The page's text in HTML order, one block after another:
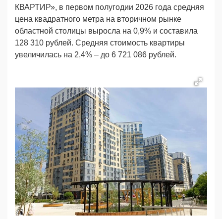
КВАРТИР», в первом полугодии 2026 года средняя
цена квадратного метра на вторичном рынке
областной столицы выросла на 0,9% и составила
128 310 рублей. Средняя стоимость квартиры
увеличилась на 2,4% – до 6 721 086 рублей.